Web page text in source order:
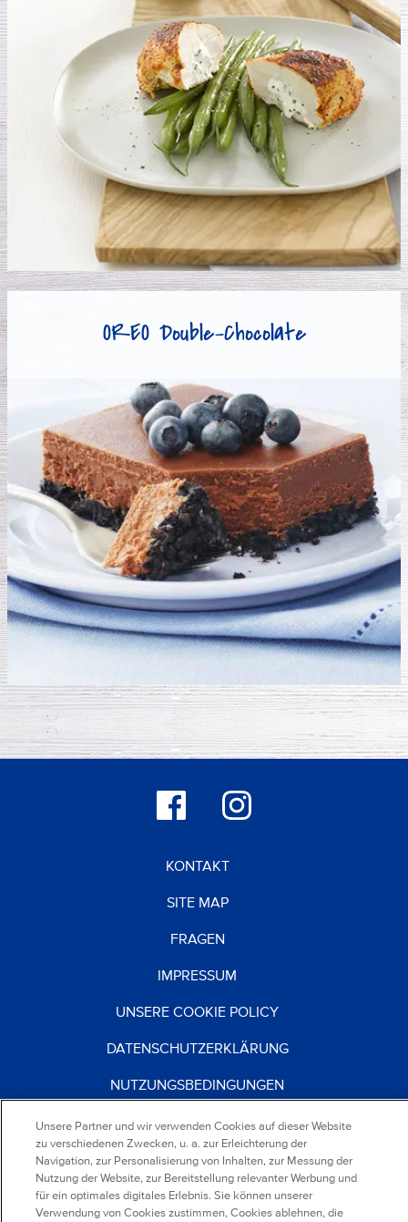
OREO Double-Chocolate
KONTAKT
SITE MAP
FRAGEN
IMPRESSUM
UNSERE COOKIE POLICY
DATENSCHUTZERKLÄRUNG
NUTZUNGSBEDINGUNGEN
KARRIERE
®2026 Mondelez Deutschland
Services GmbH & Co. KG
Unsere Partner und wir verwenden Cookies auf dieser Website
zu verschiedenen Zwecken, u. a. zur Erleichterung der
Navigation, zur Personalisierung von Inhalten, zur Messung der
Nutzung der Website, zur Bereitstellung relevanter Werbung und
für ein optimales digitales Erlebnis. Sie können unserer
Verwendung von Cookies zustimmen, Cookies ablehnen, die